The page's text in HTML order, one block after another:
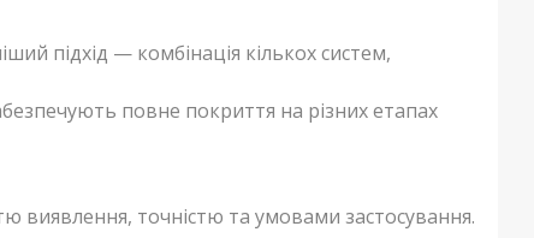
підхід — комбінація кількох систем,
повне покриття на різних етапах
виявлення, точністю та умовами застосування.